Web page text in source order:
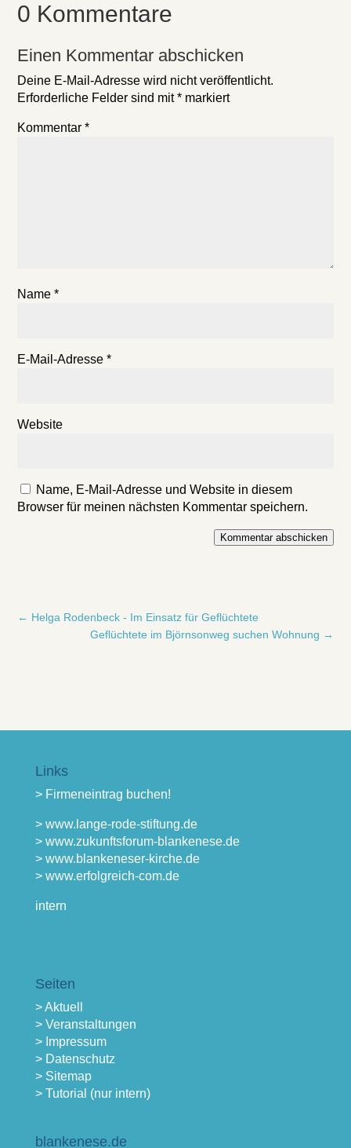
0 Kommentare
Einen Kommentar abschicken
Deine E-Mail-Adresse wird nicht veröffentlicht.
Erforderliche Felder sind mit* markiert
Kommentar*
Name*
E-Mail-Adresse*
Website
Name, E-Mail-Adresse und Website in diesem
Browser für meinen nächsten Kommentar speichern.
Kommentar abschicken
← Helga Rodenbeck - Im Einsatz für Geflüchtete
Geflüchtete im Björnsonweg suchen Wohnung →
Links
> Firmeneintrag buchen!
> www.lange-rode-stiftung.de
> www.zukunftsforum-blankenese.de
> www.blankeneser-kirche.de
> www.erfolgreich-com.de
intern
Seiten
> Aktuell
> Veranstaltungen
> Impressum
> Datenschutz
> Sitemap
> Tutorial (nur intern)
blankenese.de